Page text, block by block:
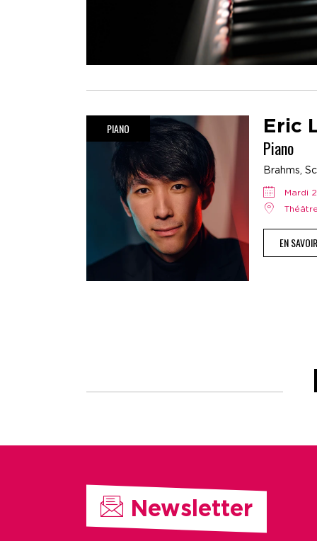
PIANO Eric
Piano
Brahms,
EN
Newsletter